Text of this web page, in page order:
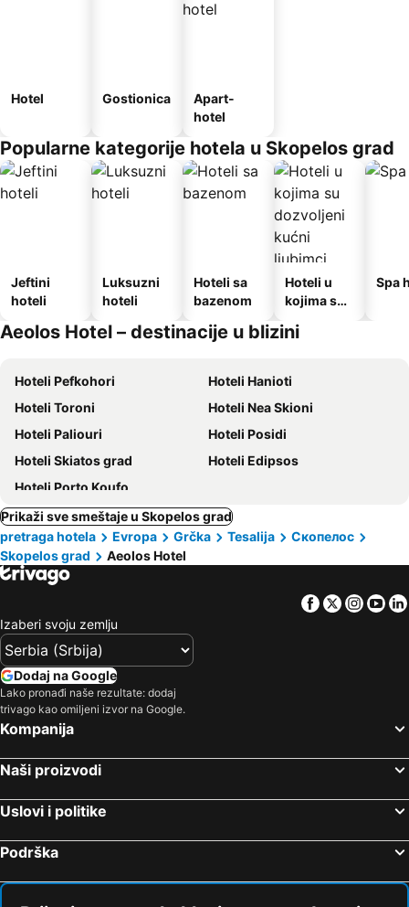
Hotel Gostionica
Apart-
hotel
Popularne kategorije hotela u Skopelos grad
Jeftini
hoteli
Luksuzni
hoteli
Hoteli sa
bazenom
Hoteli u
kojima su
kućni
Spa
Aeolos Hotel – destinacije u blizini
Hoteli Pefkohori
Hoteli Hanioti
Hoteli Toroni
Hoteli Nea Skioni
Hoteli Paliouri
Hoteli Posidi
Hoteli Skiatos grad
Hoteli Edipsos
Hoteli Porto Koufo
Prikaži sve smeštaje u Skopelos grad
pretraga hotela
Evropa Grčka Tesalija
Скопелос
Skopelos grad
Aeolos Hotel
Facebook
Twitter
Izaberi svoju zemlju
Dodaj na Google
Lako pronađi naše rezultate: dodaj
trivago kao omiljeni izvor na Google.
Kompanija
Naši proizvodi
Uslovi i politike
Podrška